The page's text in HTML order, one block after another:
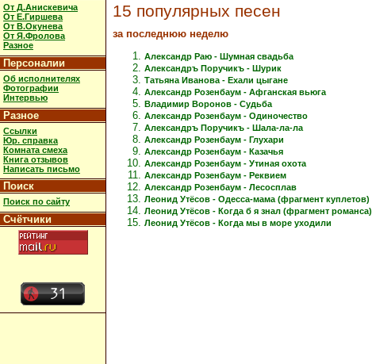
От Д.Анискевича
От Е.Гиршева
От В.Окунева
От Я.Фролова
Разное
Персоналии
Об исполнителях
Фотографии
Интервью
Разное
Ссылки
Юр. справка
Комната смеха
Книга отзывов
Написать письмо
Поиск
Поиск по сайту
Счётчики
15 популярных песен
за последнюю неделю
Александр Раю - Шумная свадьба
Александръ Поручикъ - Шурик
Татьяна Иванова - Ехали цыгане
Александр Розенбаум - Афганская вьюга
Владимир Воронов - Судьба
Александр Розенбаум - Одиночество
Александръ Поручикъ - Шала-ла-ла
Александр Розенбаум - Глухари
Александр Розенбаум - Казачья
Александр Розенбаум - Утиная охота
Александр Розенбаум - Реквием
Александр Розенбаум - Лесосплав
Леонид Утёсов - Одесса-мама (фрагмент куплетов)
Леонид Утёсов - Когда б я знал (фрагмент романса)
Леонид Утёсов - Когда мы в море уходили